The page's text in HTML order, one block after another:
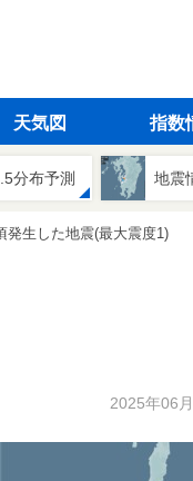
天気図 指数
分布予測 地震
発生した地震(最大震度1)
2025年06